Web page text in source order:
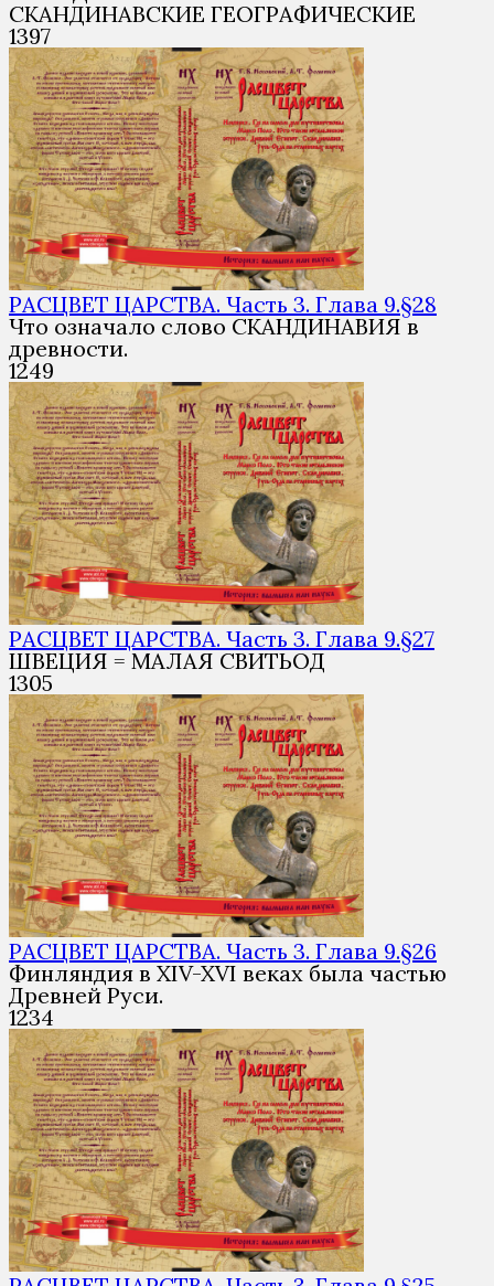
СКАНДИНАВСКИЕ ГЕОГРАФИЧЕСКИЕ
1397
РАСЦВЕТ ЦАРСТВА. Часть 3. Глава 9.§28
Что означало слово СКАНДИНАВИЯ в
древности.
1249
РАСЦВЕТ ЦАРСТВА. Часть 3. Глава 9.§27
ШВЕЦИЯ = МАЛАЯ СВИТЬОД
1305
РАСЦВЕТ ЦАРСТВА. Часть 3. Глава 9.§26
Финляндия в XIV-XVI веках была частью
Древней Руси.
1234